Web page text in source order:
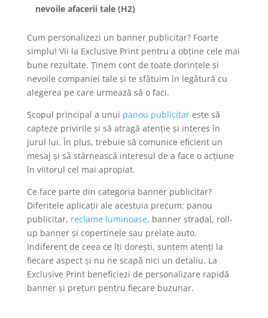
nevoile afacerii tale (H2)
Cum personalizezi un banner publicitar? Foarte
simplu! Vii la Exclusive Print pentru a obține cele mai
bune rezultate. Ținem cont de toate dorințele și
nevoile companiei tale și te sfătuim în legătură cu
alegerea pe care urmează să o faci.
Scopul principal a unui panou publicitareste să
capteze privirile și să atragă atenție și interes în
jurul lui. În plus, trebuie să comunice eficient un
mesaj și să stârnească interesul de a face o acțiune
în viitorul cel mai apropiat.
Ce face parte din categoria banner publicitar?
Diferitele aplicații ale acestuia precum: panou
publicitar, reclame luminoase, banner stradal, roll-
up banner și copertinele sau prelate auto.
Indiferent de ceea ce îți dorești, suntem atenți la
fiecare aspect și nu ne scapă nici un detaliu. La
Exclusive Print beneficiezi de personalizare rapidă
banner și prețuri pentru fiecare buzunar.